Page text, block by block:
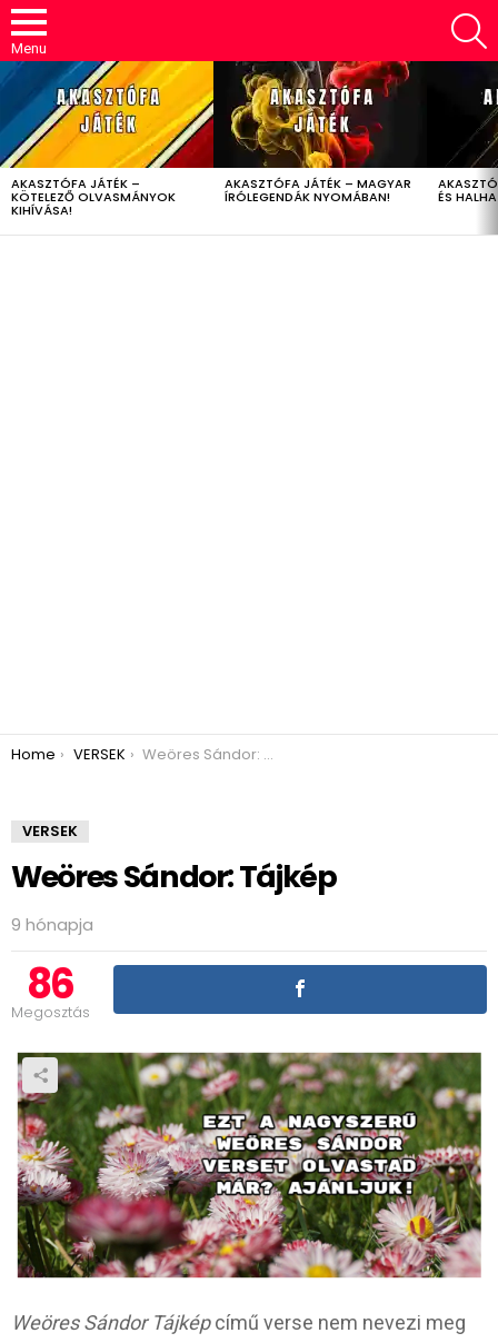
Menu
LATEST
STORIES
AKASZTÓFA JÁTÉK –
KÖTELEZŐ OLVASMÁNYOK
KIHÍVÁSA!
AKASZTÓFA JÁTÉK – MAGYAR
ÍRÓLEGENDÁK NYOMÁBAN! ÉS
You are here:
Home VERSEK Weöres Sándor: Tájkép
VERSEK
Weöres Sándor: Tájkép
9 hónapja
86
Megosztás
Weöres Sándor Tájképcímű verse nem nevezi meg